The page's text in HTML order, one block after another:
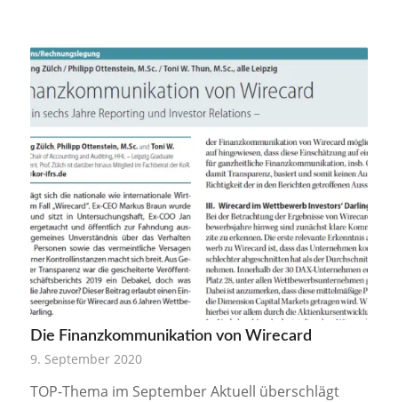
Die Finanzkommunikation von Wirecard
9. September 2020
TOP-Thema im September Aktuell überschlägt